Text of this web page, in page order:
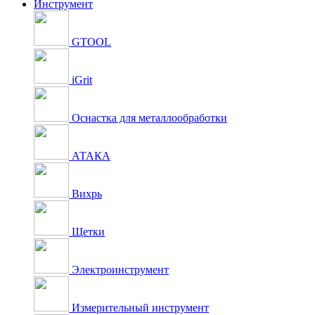
Инструмент
GTOOL
iGrit
Оснастка для металлообработки
АТАКА
Вихрь
Щетки
Электроинструмент
Измерительный инструмент